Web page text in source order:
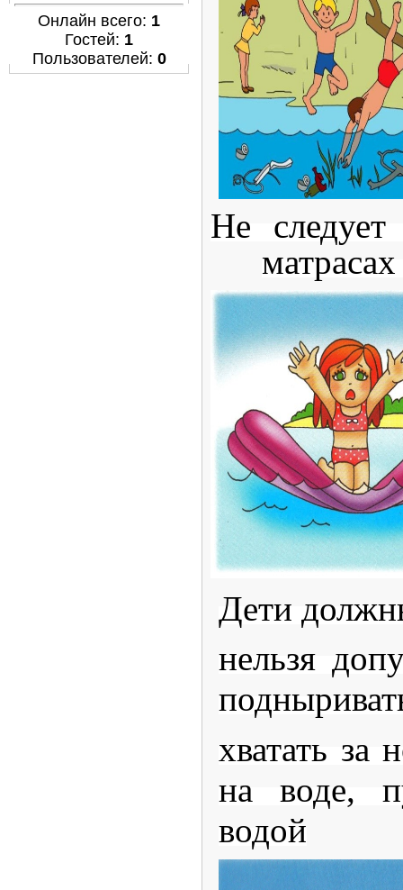
Онлайн всего: 1
Гостей: 1
Пользователей: 0
Не
Дети
нельзя
хватать за
на воде,
водой